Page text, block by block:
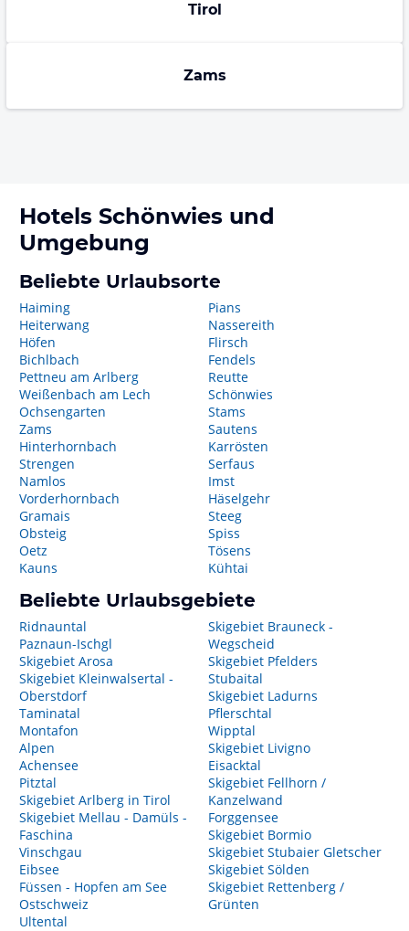
Tirol
Zams
Hotels Schönwies und
Umgebung
Beliebte Urlaubsorte
Haiming
Heiterwang
Höfen
Bichlbach
Pettneu am Arlberg
Weißenbach am Lech
Ochsengarten
Zams
Hinterhornbach
Strengen
Namlos
Vorderhornbach
Gramais
Obsteig
Oetz
Kauns
Pians
Nassereith
Flirsch
Fendels
Reutte
Schönwies
Stams
Sautens
Karrösten
Serfaus
Imst
Häselgehr
Steeg
Spiss
Tösens
Kühtai
Beliebte Urlaubsgebiete
Ridnauntal
Paznaun-Ischgl
Skigebiet Arosa
Skigebiet Kleinwalsertal -
Oberstdorf
Taminatal
Montafon
Alpen
Achensee
Pitztal
Skigebiet Arlberg in Tirol
Skigebiet Mellau - Damüls -
Faschina
Vinschgau
Eibsee
Füssen - Hopfen am See
Ostschweiz
Ultental
Skigebiet Brauneck -
Wegscheid
Skigebiet Pfelders
Stubaital
Skigebiet Ladurns
Pflerschtal
Wipptal
Skigebiet Livigno
Eisacktal
Skigebiet Fellhorn /
Kanzelwand
Forggensee
Skigebiet Bormio
Skigebiet Stubaier Gletscher
Skigebiet Sölden
Skigebiet Rettenberg /
Grünten